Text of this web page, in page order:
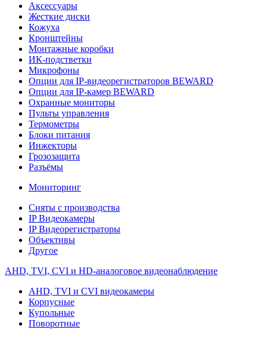
Аксессуары
Жесткие диски
Кожуха
Кронштейны
Монтажные коробки
ИК-подстветки
Микрофоны
Опции для IP-видеорегистраторов BEWARD
Опции для IP-камер BEWARD
Охранные мониторы
Пульты управления
Термометры
Блоки питания
Инжекторы
Грозозащита
Разъёмы
Мониторинг
Сняты с производства
IP Видеокамеры
IP Видеорегистраторы
Объективы
Другое
AHD, TVI, CVI и HD-аналоговое видеонаблюдение
AHD, TVI и CVI видеокамеры
Корпусные
Купольные
Поворотные